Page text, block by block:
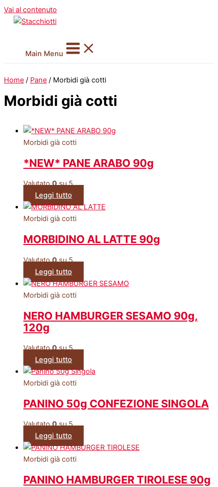
Vai al contenuto
Main Menu
Home / Pane / Morbidi già cotti
Morbidi già cotti
Morbidi già cotti
*NEW* PANE ARABO 90g
Valutato0su 5
Leggi tutto
Morbidi già cotti
MORBIDINO AL LATTE 90g
Valutato0su 5
Leggi tutto
Morbidi già cotti
NERO HAMBURGER SESAMO 90g,
120g
Valutato0su 5
Leggi tutto
Morbidi già cotti
PANINO 50g CONFEZIONE SINGOLA
Valutato0su 5
Leggi tutto
Morbidi già cotti
PANINO HAMBURGER TIROLESE 90g